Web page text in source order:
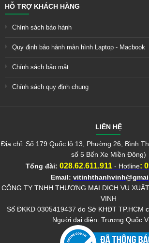
HỖ TRỢ KHÁCH HÀNG
Chính sách bảo hành
Quy định bảo hành màn hình Laptop - Macbook
Chính sách bảo mật
Chính sách quy định chung
LIÊN HỆ
Địa chỉ: Số 179 Quốc lộ 13, Phường 26, Bình
số 5 Bến Xe Miền Đông)
Tổng đài: 028.62.611.911 - Hotline:
Email:
CÔNG TY TNHH THƯƠNG MẠI DỊCH VỤ
VINH
Số ĐKKD 0305419437 do Sở KHĐT TP.HCM
Người đại diện: Trương Quốc